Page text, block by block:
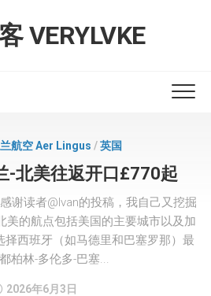
VERYLVKE
航空 Aer Lingus /英国
-北美往返开口£770起
谢读者@Ivan的投稿，我自己又挖掘
美的航点包括美国的主要城市以及加
西班牙（如马德里和巴塞罗那）最
柏林-多伦多-巴塞...
2026年6月3日